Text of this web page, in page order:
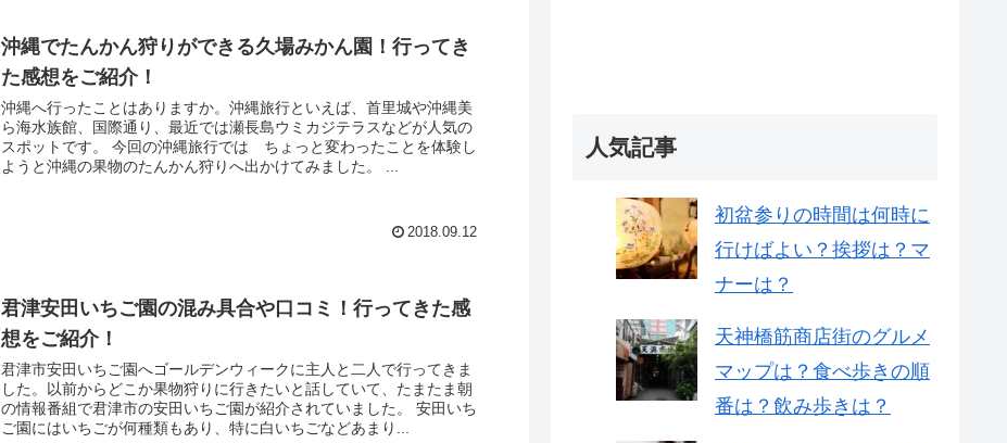
沖縄でたんかん狩りができる久場みかん園！行ってき
た感想をご紹介！
沖縄へ行ったことはありますか。沖縄旅行といえば、首里城や沖縄美
ら海水族館、国際通り、最近では瀬長島ウミカジテラスなどが人気の
スポットです。 今回の沖縄旅行では ちょっと変わったことを体験し
ようと沖縄の果物のたんかん狩りへ出かけてみました。 ...
2018.09.12
君津安田いちご園の混み具合や口コミ！行ってきた感
想をご紹介！
君津市安田いちご園へゴールデンウィークに主人と二人で行ってきま
した。以前からどこか果物狩りに行きたいと話していて、たまたま朝
の情報番組で君津市の安田いちご園が紹介されていました。 安田いち
ご園にはいちごが何種類もあり、特に白いちごなどあまり...
人気記事
初盆参りの時間は何時に
行けばよい？挨拶は？マ
ナーは？
天神橋筋商店街のグルメ
マップは？食べ歩きの順
番は？飲み歩きは？